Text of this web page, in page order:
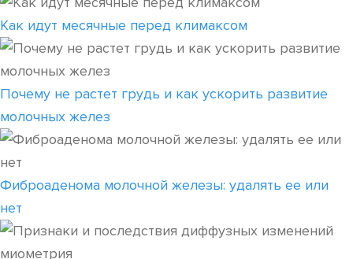
Как идут месячные перед климаксом
Почему не растет грудь и как ускорить развитие
молочных желез
Фиброаденома молочной железы: удалять ее или
нет